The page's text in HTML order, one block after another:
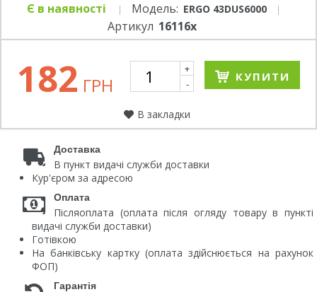
Є в наявності Модель: ERGO 43DUS6000
Артикул 16116x
182 ГРН
+
-
КУПИТИ
В закладки
Доставка
В пункт видачі служби доставки
Кур'єром за адресою
Оплата
Післяоплата (оплата після огляду товару в пункті
видачі служби доставки)
Готівкою
На банківську картку (оплата здійснюється на рахунок
ФОП)
Гарантія